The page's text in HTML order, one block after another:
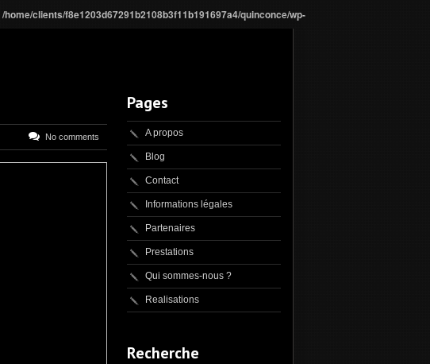
/home/clients/f8e1203d67291b2108b3f11b191697a4/quinconce/wp-
No comments
Pages
A propos
Blog
Contact
Informations légales
Partenaires
Prestations
Qui sommes-nous ?
Realisations
Recherche